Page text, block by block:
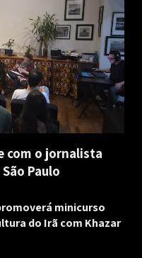
com o jornalista
Paulo
minicurso
do Irã com Khazar